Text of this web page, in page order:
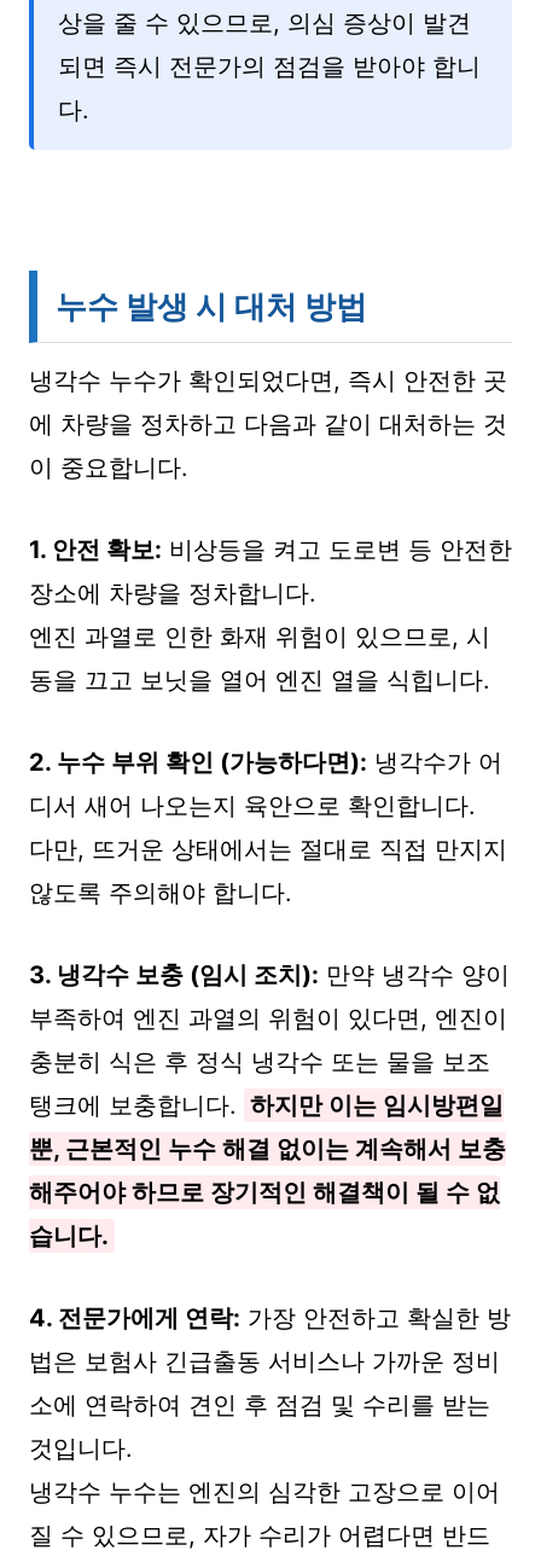
상을 줄 수 있으므로, 의심 증상이 발견
되면 즉시 전문가의 점검을 받아야 합니
다.
누수 발생 시 대처 방법
냉각수 누수가 확인되었다면, 즉시 안전한 곳
에 차량을 정차하고 다음과 같이 대처하는 것
이 중요합니다.
1. 안전 확보: 비상등을 켜고 도로변 등 안전한
장소에 차량을 정차합니다.
엔진 과열로 인한 화재 위험이 있으므로, 시
동을 끄고 보닛을 열어 엔진 열을 식힙니다.
2. 누수 부위 확인 (가능하다면): 냉각수가 어
디서 새어 나오는지 육안으로 확인합니다.
다만, 뜨거운 상태에서는 절대로 직접 만지지
않도록 주의해야 합니다.
3. 냉각수 보충 (임시 조치): 만약 냉각수 양이
부족하여 엔진 과열의 위험이 있다면, 엔진이
충분히 식은 후 정식 냉각수 또는 물을 보조
탱크에 보충합니다. 하지만 이는 임시방편일
뿐, 근본적인 누수 해결 없이는 계속해서 보충
해주어야 하므로 장기적인 해결책이 될 수 없
습니다.
4. 전문가에게 연락: 가장 안전하고 확실한 방
법은 보험사 긴급출동 서비스나 가까운 정비
소에 연락하여 견인 후 점검 및 수리를 받는
것입니다.
냉각수 누수는 엔진의 심각한 고장으로 이어
질 수 있으므로, 자가 수리가 어렵다면 반드